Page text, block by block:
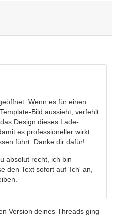
Wenn es für einen
Bild aussieht, verfehlt
Design dieses Lade-
es professioneller wirkt
führt. Danke dir dafür!
absolut recht, ich bin
den Text sofort auf 'Ich' an,
Version deines Threads ging